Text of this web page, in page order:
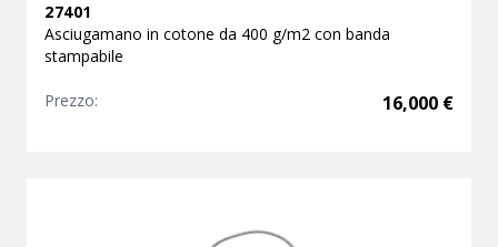
27401
Asciugamano in cotone da 400 g/m2 con banda
stampabile
Prezzo: 16,000 €